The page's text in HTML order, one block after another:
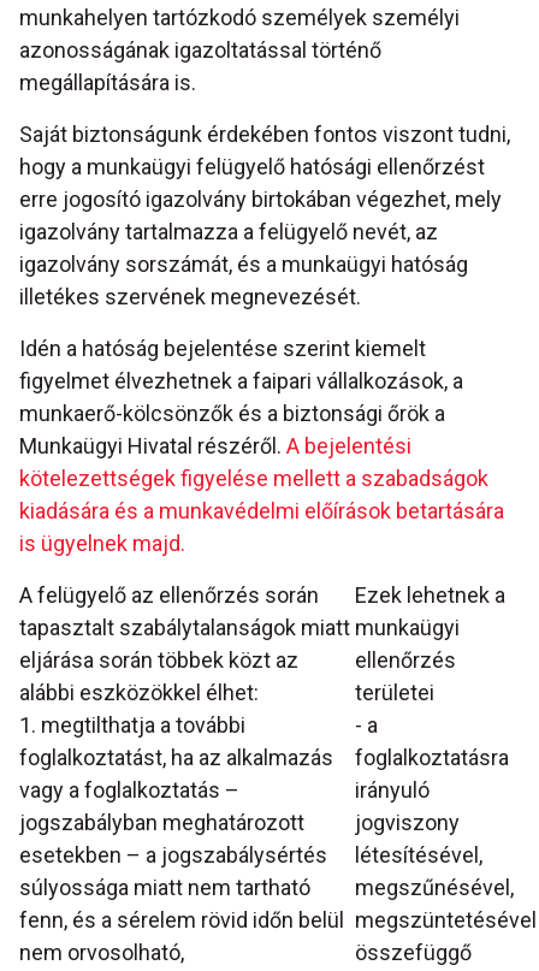
munkahelyen tartózkodó személyek személyi
azonosságának igazoltatással történő
megállapítására is.
Saját biztonságunk érdekében fontos viszont tudni,
hogy a munkaügyi felügyelő hatósági ellenőrzést
erre jogosító igazolvány birtokában végezhet, mely
igazolvány tartalmazza a felügyelő nevét, az
igazolvány sorszámát, és a munkaügyi hatóság
illetékes szervének megnevezését.
Idén a hatóság bejelentése szerint kiemelt
figyelmet élvezhetnek a faipari vállalkozások, a
munkaerő-kölcsönzők és a biztonsági őrök a
Munkaügyi Hivatal részéről. A bejelentési
kötelezettségek figyelése mellett a szabadságok
kiadására és a munkavédelmi előírások betartására
is ügyelnek majd.
Ezek lehetnek a
munkaügyi
ellenőrzés
területei
- a
foglalkoztatásra
irányuló
jogviszony
létesítésével,
megszűnésével,
megszüntetésével
összefüggő
A felügyelő az ellenőrzés során
tapasztalt szabálytalanságok miatt
eljárása során többek közt az
alábbi eszközökkel élhet:
1. megtilthatja a további
foglalkoztatást, ha az alkalmazás
vagy a foglalkoztatás –
jogszabályban meghatározott
esetekben – a jogszabálysértés
súlyossága miatt nem tartható
fenn, és a sérelem rövid időn belül
nem orvosolható,